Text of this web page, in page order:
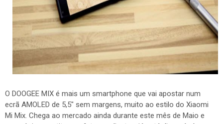
O DOOGEE MIX é mais um smartphone que vai apostar num
ecrã AMOLED de 5,5" sem margens, muito ao estilo do Xiaomi
Mi Mix. Chega ao mercado ainda durante este mês de Maio e